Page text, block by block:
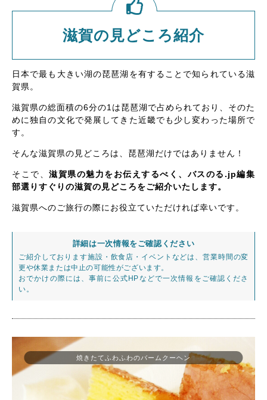
滋賀の見どころ紹介
日本で最も大きい湖の琵琶湖を有することで知られている滋
賀県。
滋賀県の総面積の6分の1は琵琶湖で占められており、そのた
めに独自の文化で発展してきた近畿でも少し変わった場所で
す。
そんな滋賀県の見どころは、琵琶湖だけではありません！
そこで、滋賀県の魅力をお伝えするべく、バスのる.jp編集
部選りすぐりの滋賀の見どころをご紹介いたします。
滋賀県へのご旅行の際にお役立ていただければ幸いです。
詳細は一次情報をご確認ください
ご紹介しております施設・飲食店・イベントなどは、営業時間の変
更や休業または中止の可能性がございます。
おでかけの際には、事前に公式HPなどで一次情報をご確認くださ
い。
焼きたてふわふわのバームクーヘン